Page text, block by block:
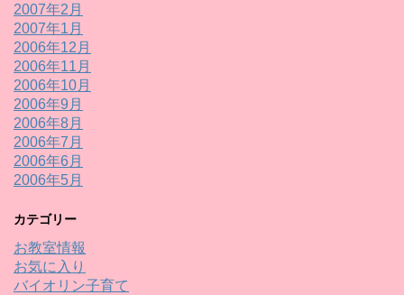
2007年2月
2007年1月
2006年12月
2006年11月
2006年10月
2006年9月
2006年8月
2006年7月
2006年6月
2006年5月
カテゴリー
お教室情報
お気に入り
バイオリン子育て